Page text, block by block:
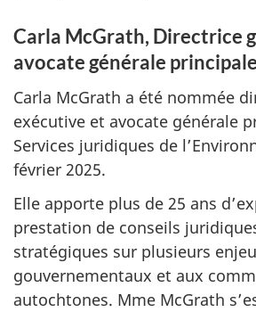
Carla McGrath, Directrice
avocate générale
Carla McGrath a été nommée
exécutive et avocate générale
Services juridiques de
février 2025.
Elle apporte plus de 25 ans
prestation de conseils
stratégiques sur plusieurs
gouvernementaux et aux
autochtones. Mme McGrath